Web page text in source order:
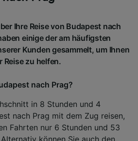
Ihre Reise von Budapest nach
einige der am häufigsten
Kunden gesammelt, um Ihnen
Reise zu helfen.
nach Prag?
in 8 Stunden und 4
nach Prag mit dem Zug reisen,
Fahrten nur 6 Stunden und 53
können Sie auch den